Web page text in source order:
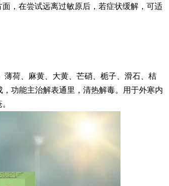
，在尝试远离过敏原后，若症状缓解，可适
荷、麻黄、大黄、芒硝、栀子、滑石、桔
功能主治解表通里，清热解毒。用于外寒内